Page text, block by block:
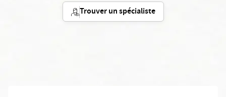
Trouver un spécialiste